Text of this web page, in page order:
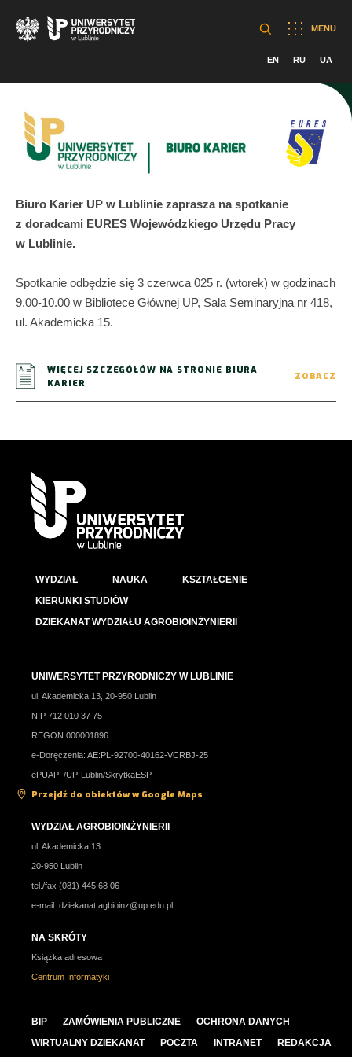
MENU
EN RU UA
Biuro Karier UP w Lublinie zaprasza na spotkanie
z doradcami EURES Wojewódzkiego Urzędu Pracy
w Lublinie.
Spotkanie odbędzie się 3 czerwca 025 r. (wtorek) w godzinach
9.00-10.00 w Bibliotece Głównej UP, Sala Seminaryjna nr 418,
ul. Akademicka 15.
WIĘCEJ SZCZEGÓŁÓW NA STRONIE BIURA
KARIER
ZOBACZ
WYDZIAŁ NAUKA
KSZTAŁCENIE
KIERUNKI STUDIÓW
DZIEKANAT WYDZIAŁU AGROBIOINŻYNIERII
UNIWERSYTET PRZYRODNICZY W LUBLINIE
ul. Akademicka 13, 20-950 Lublin
NIP 712 010 37 75
REGON 000001896
e-Doręczenia: AE:PL-92700-40162-VCRBJ-25
ePUAP: /UP-Lublin/SkrytkaESP
Przejdź do obiektów w Google Maps
WYDZIAŁ AGROBIOINŻYNIERII
ul. Akademicka 13
20-950 Lublin
tel./fax (081) 445 68 06
e-mail: dziekanat.agbioinz@up.edu.pl
NA SKRÓTY
Książka adresowa
Centrum Informatyki
BIP ZAMÓWIENIA PUBLICZNE
OCHRONA DANYCH
WIRTUALNY DZIEKANAT
POCZTA INTRANET REDAKCJA